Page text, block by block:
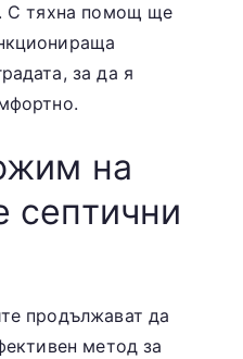
С тяхна помощ ще
за да я
на
септични
продължават да
метод за